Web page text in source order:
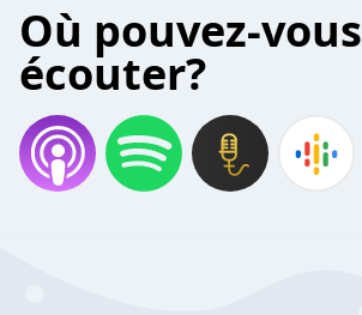
Où pouvez-vous
écouter?